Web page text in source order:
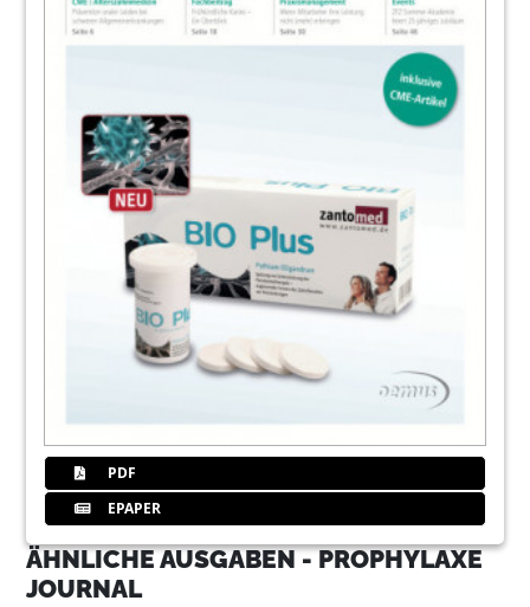
PDF
EPAPER
ÄHNLICHE AUSGABEN - PROPHYLAXE
JOURNAL